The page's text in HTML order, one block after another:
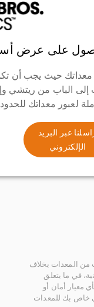
على عرض
معداتك حيث يجب أن
إلى الباب من ريتشي
لعبور معداتك
عبر البريد
الإلكتروني
من المعدات بخلاف
في ما يتعلق
معيار أمان أو
خاص بك للمعدات